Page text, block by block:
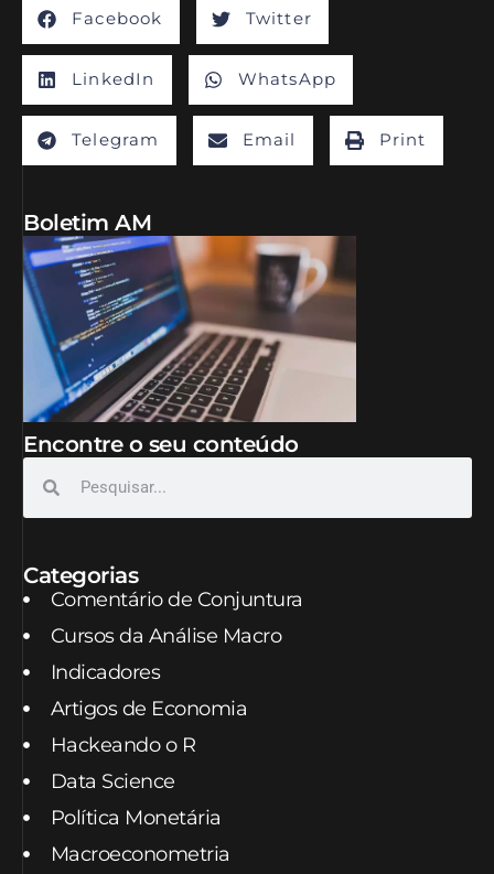
Facebook Twitter
LinkedIn WhatsApp
Telegram Email Print
Boletim AM
Encontre o seu conteúdo
Categorias
Comentário de Conjuntura
Cursos da Análise Macro
Indicadores
Artigos de Economia
Hackeando o R
Data Science
Política Monetária
Macroeconometria